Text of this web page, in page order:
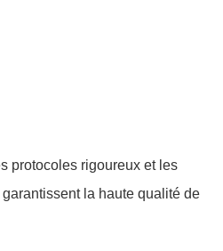
protocoles rigoureux et les
la haute qualité de